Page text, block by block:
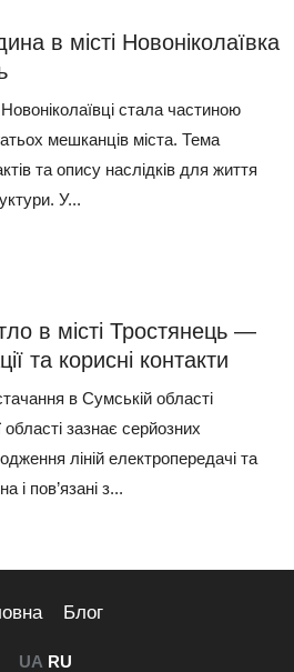
в місті Новоніколаївка
стала частиною
мешканців міста. Тема
та опису наслідків для життя
У...
в місті Тростянець —
та корисні контакти
в Сумській області
зазнає серйозних
ліній електропередачі та
і пов’язані з...
Блог
UA RU